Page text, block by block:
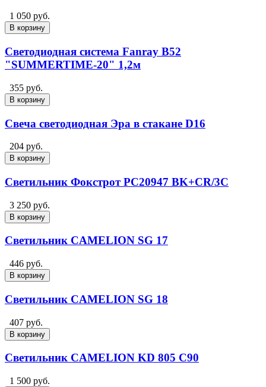
1 050 руб.
В корзину
Светодиодная система Fanray B52
"SUMMERTIME-20" 1,2м
355 руб.
В корзину
Свеча светодиодная Эра в стакане D16
204 руб.
В корзину
Светильник Фокстрот PC20947 BK+CR/3C
3 250 руб.
В корзину
Светильник CAMELION SG 17
446 руб.
В корзину
Светильник CAMELION SG 18
407 руб.
В корзину
Светильник CAMELION KD 805 C90
1 500 руб.